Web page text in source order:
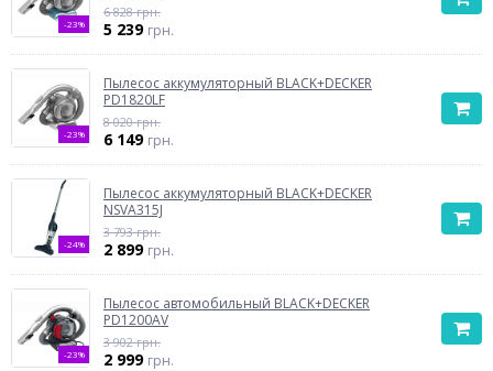
-23%
6 828 грн.
5 239 грн.
-23%
Пылесос аккумуляторный BLACK+DECKER
PD1820LF
8 020 грн.
6 149 грн.
-24%
Пылесос аккумуляторный BLACK+DECKER
NSVA315J
3 793 грн.
2 899 грн.
-23%
Пылесос автомобильный BLACK+DECKER
PD1200AV
3 902 грн.
2 999 грн.